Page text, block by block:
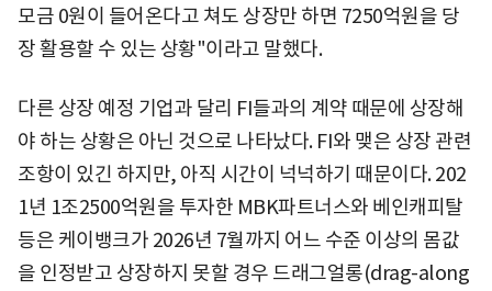
모금 0원이 들어온다고 쳐도 상장만 하면 7250억원을 당
장 활용할 수 있는 상황"이라고 말했다.
다른 상장 예정 기업과 달리 FI들과의 계약 때문에 상장해
야 하는 상황은 아닌 것으로 나타났다. FI와 맺은 상장 관련
조항이 있긴 하지만, 아직 시간이 넉넉하기 때문이다. 202
1년 1조2500억원을 투자한 MBK파트너스와 베인캐피탈
등은 케이뱅크가 2026년 7월까지 어느 수준 이상의 몸값
을 인정받고 상장하지 못할 경우 드래그얼롱(drag-along